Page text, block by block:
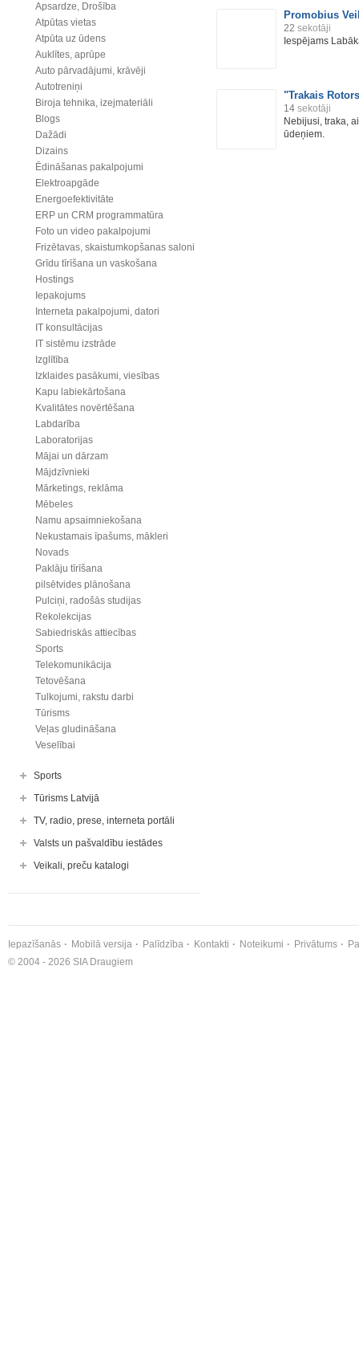
Apsardze, Drošība
Atpūtas vietas
Atpūta uz ūdens
Auklītes, aprūpe
Auto pārvadājumi, krāvēji
Autotreniņi
Biroja tehnika, izejmateriāli
Blogs
Dažādi
Dizains
Ēdināšanas pakalpojumi
Elektroapgāde
Energoefektivitāte
ERP un CRM programmatūra
Foto un video pakalpojumi
Frizētavas, skaistumkopšanas saloni
Grīdu tīrīšana un vaskošana
Hostings
Iepakojums
Interneta pakalpojumi, datori
IT konsultācijas
IT sistēmu izstrāde
Izglītība
Izklaides pasākumi, viesības
Kapu labiekārtošana
Kvalitātes novērtēšana
Labdarība
Laboratorijas
Mājai un dārzam
Mājdzīvnieki
Mārketings, reklāma
Mēbeles
Namu apsaimniekošana
Nekustamais īpašums, mākleri
Novads
Paklāju tīrīšana
pilsētvides plānošana
Pulciņi, radošās studijas
Rekolekcijas
Sabiedriskās attiecības
Sports
Telekomunikācija
Tetovēšana
Tulkojumi, rakstu darbi
Tūrisms
Veļas gludināšana
Veselībai
Sports
Tūrisms Latvijā
TV, radio, prese, interneta portāli
Valsts un pašvaldību iestādes
Veikali, preču katalogi
Promobius
22 sekotāji
Iespējams
"Trakais
14 sekotāji
Nebijusi, traka,
ūdeņiem.
Iepazīšanās Mobilā versija Palīdzība Kontakti Noteikumi Privātums
© 2004 - 2026 SIA Draugiem